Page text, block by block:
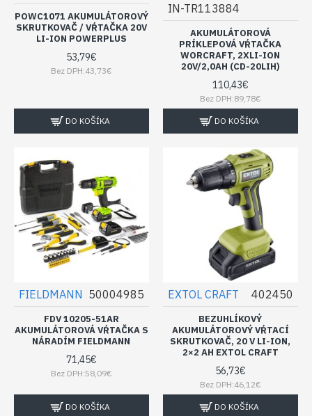
POWC1071 AKUMULÁTOROVÝ
SKRUTKOVAČ / VŔTAČKA 20V
LI-ION POWERPLUS
53,79€
Bez DPH:43,73€
DO KOŠÍKA
IN-TR113884
AKUMULÁTOROVÁ
PRÍKLEPOVÁ VŔTAČKA
WORCRAFT, 2XLI-ION
20V/2,0AH (CD-20LIH)
110,43€
Bez DPH:89,78€
DO KOŠÍKA
FIELDMANN 50004985
FDV 10205-51AR
AKUMULÁTOROVÁ VŔTAČKA S
NÁRADÍM FIELDMANN
71,45€
Bez DPH:58,09€
DO KOŠÍKA
EXTOL CRAFT 402450
BEZUHLÍKOVÝ
AKUMULÁTOROVÝ VŔTACÍ
SKRUTKOVAČ, 20 V LI-ION,
2×2 AH EXTOL CRAFT
56,73€
Bez DPH:46,12€
DO KOŠÍKA